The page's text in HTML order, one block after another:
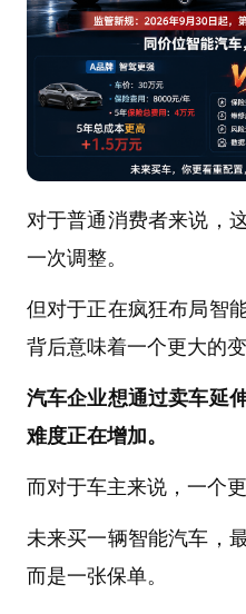
对于普通消费者来说，
一次调整。
但对于正在疯狂布局智
背后意味着一个更大的变
汽车企业想通过卖车延
难度正在增加。
而对于车主来说，一个
未来买一辆智能汽车，
而是一张保单。